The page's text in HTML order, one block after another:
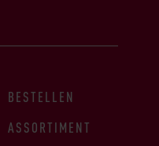
BESTELLEN
ASSORTIMENT